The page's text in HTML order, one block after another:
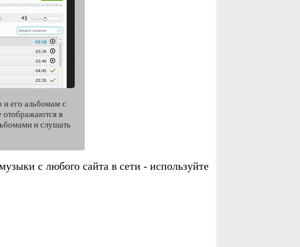
его альбомам с
отображаются в
и слушать
с любого сайта в сети - используйте